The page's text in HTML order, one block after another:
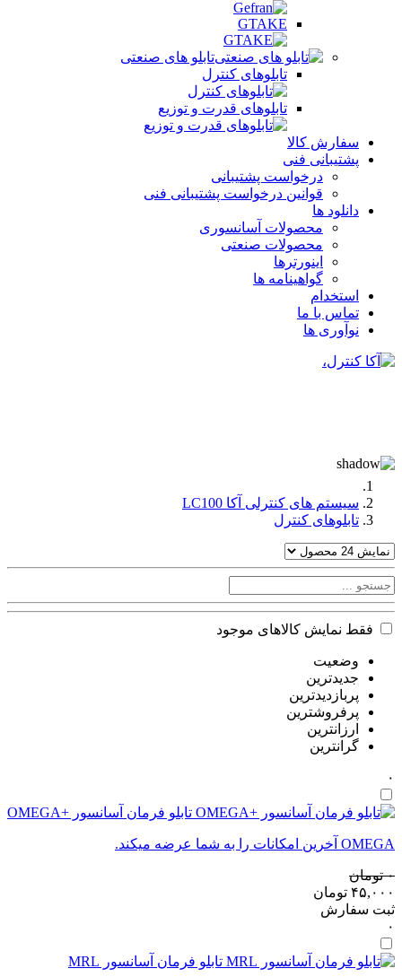
GTAKE
تابلو های صنعتی
تابلوهای کنترل
تابلوهای قدرت و توزیع
سفارش کالا
پشتیبانی فنی
درخواست پشتیبانی
قوانین درخواست پشتیبانی فنی
دانلود ها
محصولات آسانسوری
محصولات صنعتی
اینورترها
گواهینامه ها
استخدام
تماس با ما
نوآوری ها
سیستم های کنترلی آکا LC100
تابلوهای کنترل
فقط نمایش کالاهای موجود
وضعیت
جدیدترین
پربازدیدترین
پرفروشترین
ارزانترین
گرانترین
تابلو فرمان آسانسور +OMEGA
OMEGA آخرین امکانات را به شما عرضه میکند.
۰ تومان
۴۵,۰۰۰ تومان
ثبت سفارش
تابلو فرمان آسانسور MRL